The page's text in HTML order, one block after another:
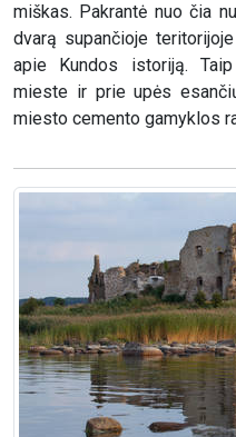
miškas. Pakrantė nuo čia
dvarą supančioje
apie Kundos istoriją.
mieste ir prie upės
miesto cemento gamyklos